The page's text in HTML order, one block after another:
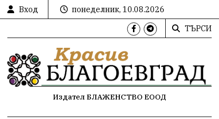
Вход
понеделник, 10.08.2026
ТЪРСИ
Издател БЛАЖЕНСТВО ЕООД